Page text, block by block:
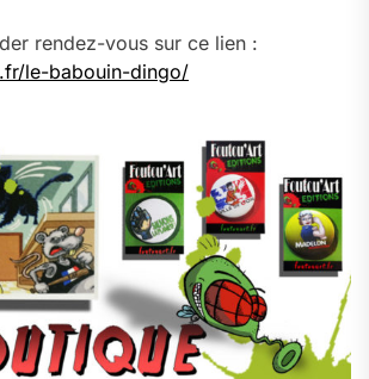
rendez-vous sur ce lien :
le-babouin-dingo/